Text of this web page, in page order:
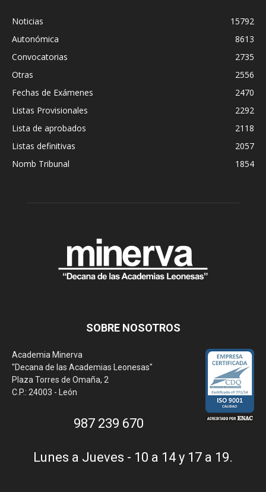
Noticias
15792
Autonómica
8613
Convocatorias
2735
Otras
2556
Fechas de Exámenes
2470
Listas Provisionales
2292
Lista de aprobados
2118
Listas definitivas
2057
Nomb Tribunal
1854
SOBRE NOSOTROS
Academia Minerva
"Decana de las Academias Leonesas"
Plaza Torres de Omaña, 2
C.P.: 24003 - León
987 239 670
Lunes a Jueves - 10 a 14 y 17 a 19.